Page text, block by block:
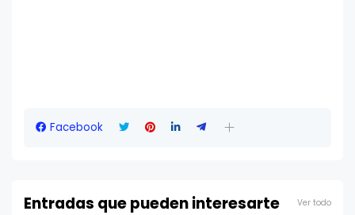
Facebook
Entradas que pueden interesarte Ver todo